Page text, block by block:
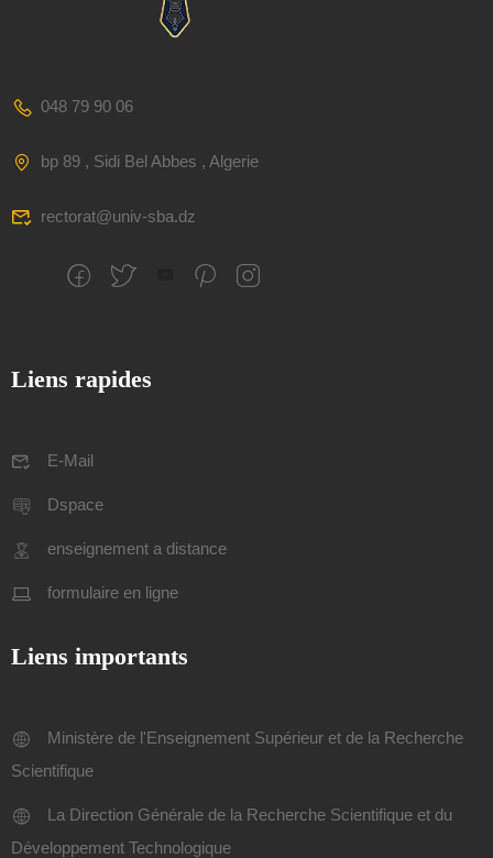
048 79 90 06
bp 89 , Sidi Bel Abbes , Algerie
rectorat@univ-sba.dz
Liens rapides
E-Mail
Dspace
enseignement a distance
formulaire en ligne
Liens importants
Ministère de l'Enseignement Supérieur et de la Recherche
Scientifique
La Direction Générale de la Recherche Scientifique et du
Développement Technologique